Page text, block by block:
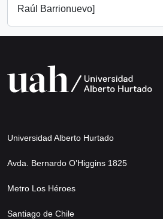
Raúl Barrionuevo]
Universidad Alberto Hurtado
Avda. Bernardo O’Higgins 1825
Metro Los Héroes
Santiago de Chile